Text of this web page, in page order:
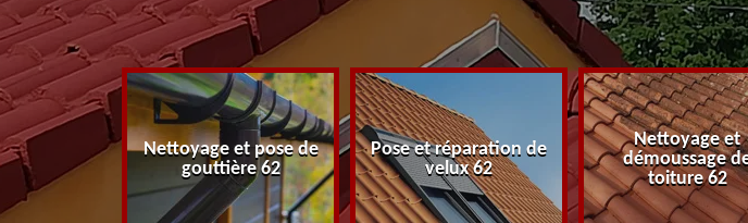
de
urgence
62 Pas-
Nettoyage et pose de
gouttière 62
Pose et réparation de
velux 62
Nettoyage et
démoussage
toiture 62